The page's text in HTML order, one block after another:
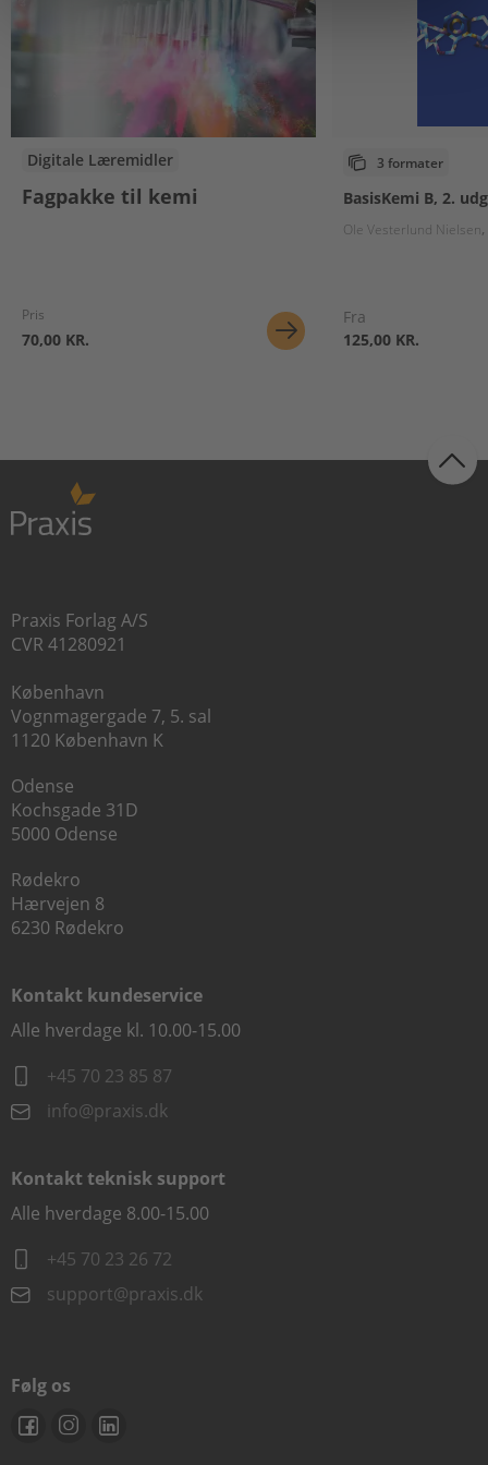
Digitale Læremidler
Fagpakke til kemi
Pris
70,00 KR.
3 formater
BasisKemi B, 2.
Ole Vesterlund Nielsen
Fra
125,00 KR.
Praxis Forlag A/S
CVR 41280921
København
Vognmagergade 7, 5. sal
1120 København K
Odense
Kochsgade 31D
5000 Odense
Rødekro
Hærvejen 8
6230 Rødekro
Kontakt kundeservice
Alle hverdage kl. 10.00-15.00
+45 70 23 85 87
info@praxis.dk
Kontakt teknisk support
Alle hverdage 8.00-15.00
+45 70 23 26 72
support@praxis.dk
Følg os